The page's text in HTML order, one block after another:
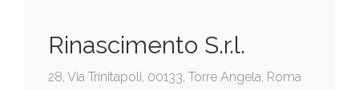
Rinascimento S.r.l.
28, Via Trinitapoli, 00133, Torre Angela, Roma